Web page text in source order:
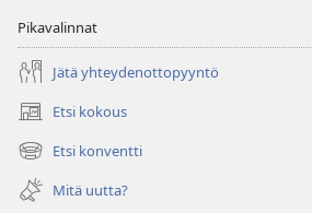
Pikavalinnat
Jätä yhteydenottopyyntö
Etsi kokous
(avaa
uuden
ikkunan)
Etsi konventti
(avaa
uuden
ikkunan)
Mitä uutta?